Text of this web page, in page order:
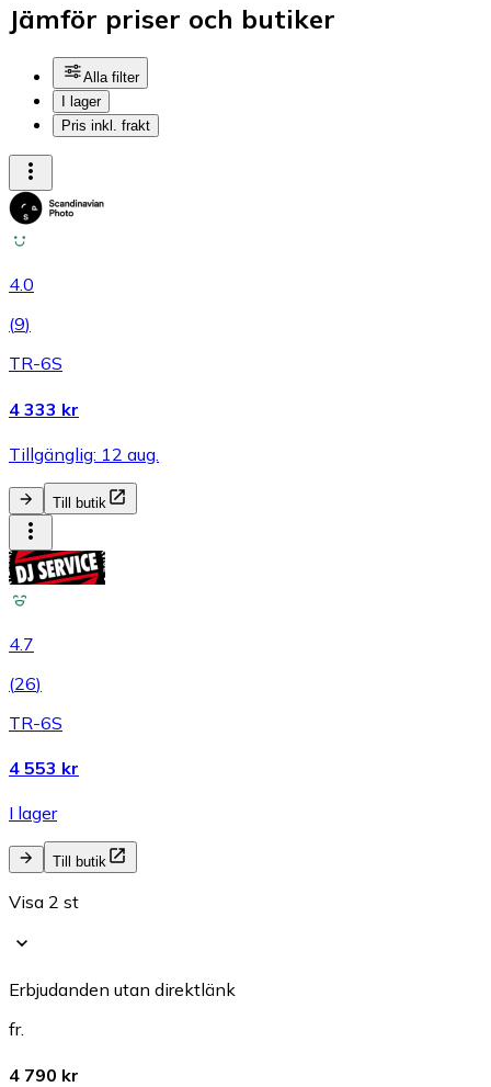
Jämför priser och butiker
Alla filter
I lager
Pris inkl. frakt
4.0
(9)
TR-6S
4 333 kr
Tillgänglig: 12 aug.
Till butik
4.7
(26)
TR-6S
4 553 kr
I lager
Till butik
Visa 2 st
Erbjudanden utan direktlänk
fr.
4 790 kr